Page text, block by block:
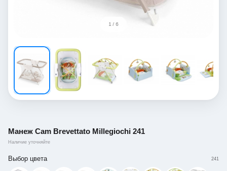
1 / 6
Манеж Cam Brevettato Millegiochi 241
Наличие уточняйте
Выбор цвета 241